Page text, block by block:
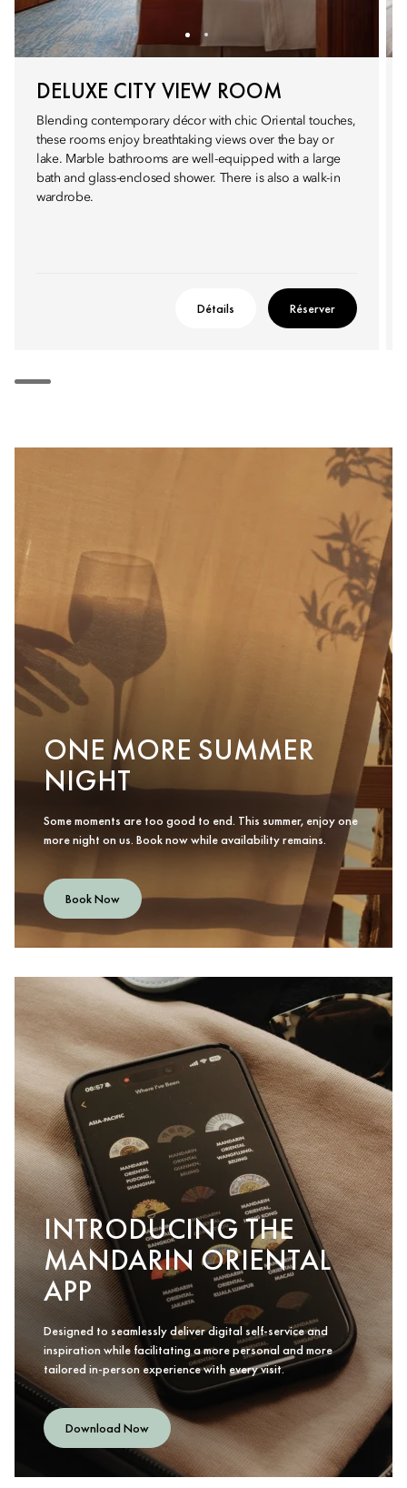
DELUXE CITY VIEW ROOM
Blending contemporary décor with chic Oriental touches,
these rooms enjoy breathtaking views over the bay or
lake. Marble bathrooms are well-equipped with a large
bath and glass-enclosed shower. There is also a walk-in
wardrobe.
Détails Réserver
ONE MORE SUMMER
NIGHT
Some moments are too good to end. This summer, enjoy one
more night on us. Book now while availability remains.
Book Now
INTRODUCING THE
MANDARIN ORIENTAL
APP
Designed to seamlessly deliver digital self-service and
inspiration while facilitating a more personal and more
tailored in-person experience with every visit.
Download Now